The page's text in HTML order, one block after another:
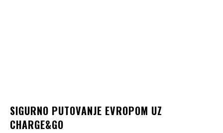
SIGURNO PUTOVANJE EVROPOM UZ
CHARGE&GO